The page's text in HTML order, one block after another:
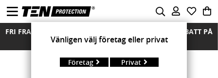
FRI FRAKT ÖVER 850 KR FRIA RETURER MÄNGDRABATT PÅ
ALLA MODELLER
Vänligen välj företag eller privat
Företag Privat